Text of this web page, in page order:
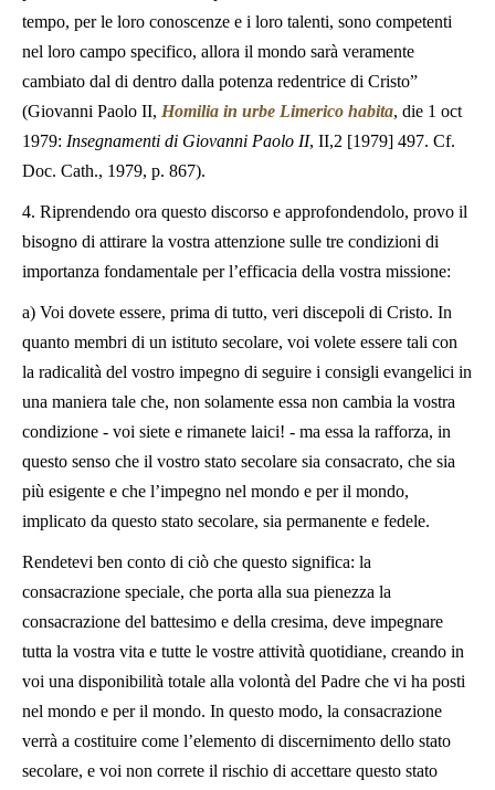
tempo, per le loro conoscenze e i loro talenti, sono competenti
nel loro campo specifico, allora il mondo sarà veramente
cambiato dal di dentro dalla potenza redentrice di Cristo”
(Giovanni Paolo II, Homilia in urbe Limerico habita, die 1 oct
1979: Insegnamenti di Giovanni Paolo II, II,2 [1979] 497. Cf.
Doc. Cath., 1979, p. 867).
4. Riprendendo ora questo discorso e approfondendolo, provo il
bisogno di attirare la vostra attenzione sulle tre condizioni di
importanza fondamentale per l’efficacia della vostra missione:
a) Voi dovete essere, prima di tutto, veri discepoli di Cristo. In
quanto membri di un istituto secolare, voi volete essere tali con
la radicalità del vostro impegno di seguire i consigli evangelici in
una maniera tale che, non solamente essa non cambia la vostra
condizione - voi siete e rimanete laici! - ma essa la rafforza, in
questo senso che il vostro stato secolare sia consacrato, che sia
più esigente e che l’impegno nel mondo e per il mondo,
implicato da questo stato secolare, sia permanente e fedele.
Rendetevi ben conto di ciò che questo significa: la
consacrazione speciale, che porta alla sua pienezza la
consacrazione del battesimo e della cresima, deve impegnare
tutta la vostra vita e tutte le vostre attività quotidiane, creando in
voi una disponibilità totale alla volontà del Padre che vi ha posti
nel mondo e per il mondo. In questo modo, la consacrazione
verrà a costituire come l’elemento di discernimento dello stato
secolare, e voi non correte il rischio di accettare questo stato